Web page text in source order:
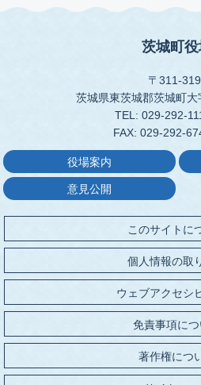
茨城町
〒311-
茨城県東茨城郡茨城町
TEL: 029-292-
FAX: 029-292-
役場案内
意見公開
このサイトに
個人情報の取
ウェブアクセシ
免責事項につ
著作権につ